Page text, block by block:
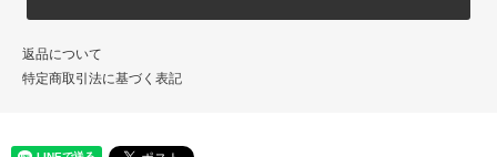
返品について
特定商取引法に基づく表記